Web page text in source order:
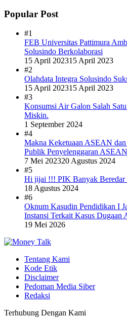
Popular Post
#1
FEB Universitas Pattimura
Solusindo Berkolaborasi
15 April 202315 April 2023
#2
Olahdata Integra Solusindo
15 April 202315 April 2023
#3
Konsumsi Air Galon Salah
Miskin.
1 September 2024
#4
Makna Keketuaan ASEAN
Publik Penyelenggaran
7 Mei 202320 Agustus 2024
#5
Hi jijai !!! PIK Banyak Beredar
18 Agustus 2024
#6
Oknum Kasudin Pendidikan I
Instansi Terkait Kasus Dugaan
19 Mei 2026
Tentang Kami
Kode Etik
Disclaimer
Pedoman Media Siber
Redaksi
Terhubung Dengan Kami